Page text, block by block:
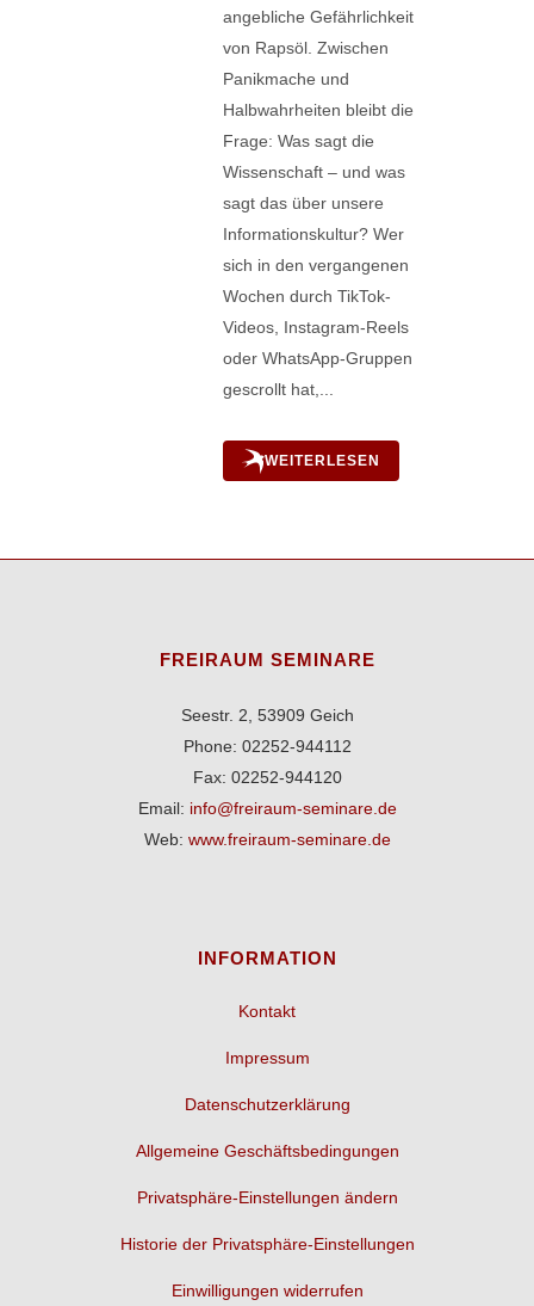
angebliche Gefährlichkeit
von Rapsöl. Zwischen
Panikmache und
Halbwahrheiten bleibt die
Frage: Was sagt die
Wissenschaft – und was
sagt das über unsere
Informationskultur? Wer
sich in den vergangenen
Wochen durch TikTok-
Videos, Instagram-Reels
oder WhatsApp-Gruppen
gescrollt hat,...
WEITERLESEN
FREIRAUM SEMINARE
Seestr. 2, 53909 Geich
Phone: 02252-944112
Fax: 02252-944120
Email: info@freiraum-seminare.de
Web: www.freiraum-seminare.de
INFORMATION
Kontakt
Impressum
Datenschutzerklärung
Allgemeine Geschäftsbedingungen
Privatsphäre-Einstellungen ändern
Historie der Privatsphäre-Einstellungen
Einwilligungen widerrufen